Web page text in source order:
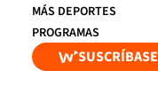
MÁS DEPORTES
PROGRAMAS
SUSCRÍBASE